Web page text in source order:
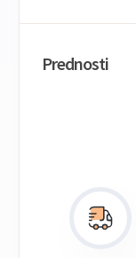
Prednosti